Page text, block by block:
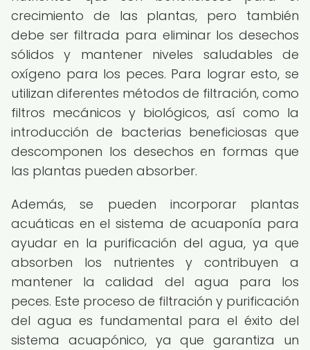
crecimiento de las plantas, pero también
debe ser filtrada para eliminar los desechos
sólidos y mantener niveles saludables de
oxígeno para los peces. Para lograr esto, se
utilizan diferentes métodos de filtración, como
filtros mecánicos y biológicos, así como la
introducción de bacterias beneficiosas que
descomponen los desechos en formas que
las plantas pueden absorber.
Además, se pueden incorporar plantas
acuáticas en el sistema de acuaponía para
ayudar en la purificación del agua, ya que
absorben los nutrientes y contribuyen a
mantener la calidad del agua para los
peces. Este proceso de filtración y purificación
del agua es fundamental para el éxito del
sistema acuapónico, ya que garantiza un